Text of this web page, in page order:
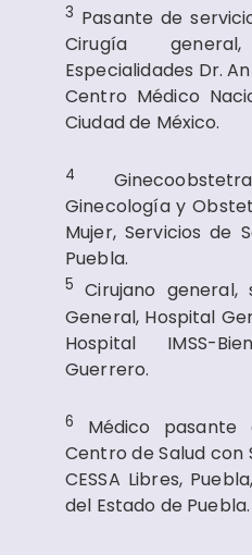
3 Pasante de
Cirugía
Especialidades Dr.
Centro Médico
Ciudad de México.
4
Ginecología y
Mujer, Servicios de
Puebla.
5Cirujano general,
General, Hospital
Hospital IMSS-
Guerrero.
6 Médico pasante
Centro de Salud con
CESSA Libres,
del Estado de Puebla.